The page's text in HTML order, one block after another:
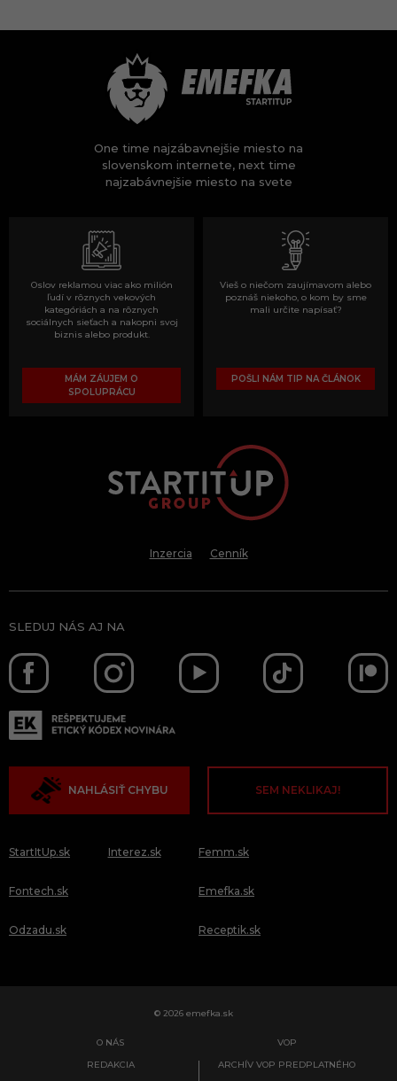
One time najzábavnejšie miesto na
slovenskom internete, next time
najzabávnejšie miesto na svete
Oslov reklamou viac ako milión
ľudí v rôznych vekových
kategóriách a na rôznych
sociálnych sieťach a nakopni svoj
biznis alebo produkt.
MÁM ZÁUJEM O
SPOLUPRÁCU
Vieš o niečom zaujímavom alebo
poznáš niekoho, o kom by sme
mali určite napísať?
POŠLI NÁM TIP NA ČLÁNOK
Inzercia Cenník
SLEDUJ NÁS AJ NA
NAHLÁSIŤ CHYBU SEM NEKLIKAJ!
StartItUp.sk
Fontech.sk
Odzadu.sk
Interez.sk Femm.sk
Emefka.sk
Receptik.sk
© 2026 emefka.sk
O NÁS
REDAKCIA
VOP
ARCHÍV VOP PREDPLATNÉHO